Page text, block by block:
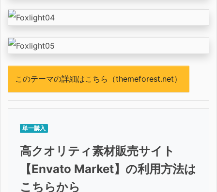
このテーマの詳細はこちら（themeforest.net）
単一購入
高クオリティ素材販売サイト
【Envato Market】の利用方法は
こちらから